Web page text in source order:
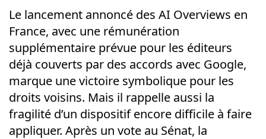
Le lancement annoncé des AI Overviews en
France, avec une rémunération
supplémentaire prévue pour les éditeurs
déjà couverts par des accords avec Google,
marque une victoire symbolique pour les
droits voisins. Mais il rappelle aussi la
fragilité d’un dispositif encore difficile à faire
appliquer. Après un vote au Sénat, la